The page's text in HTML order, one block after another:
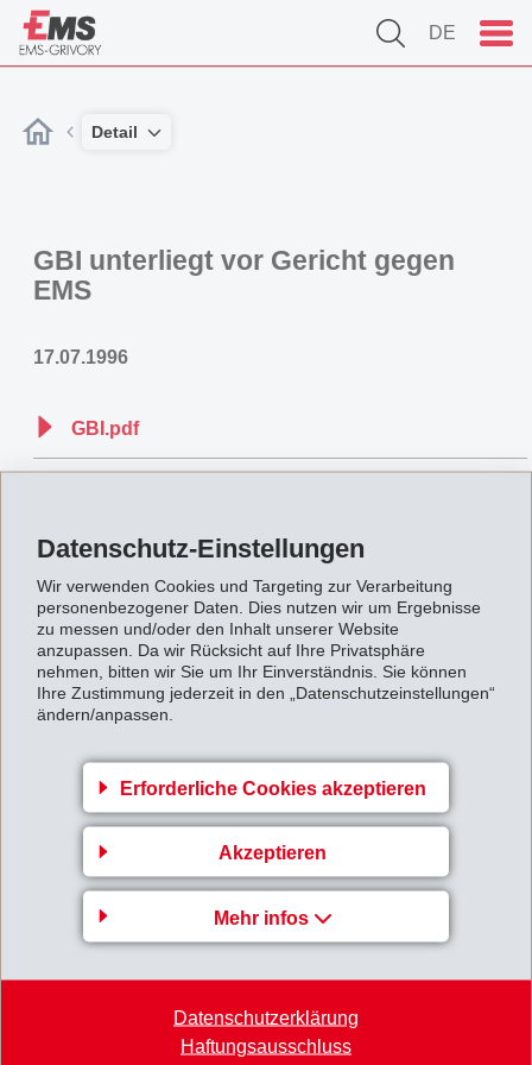
Datenschutz-Einstellungen
Wir verwenden Cookies und Targeting zur Verarbeitung
personenbezogener Daten. Dies nutzen wir um Ergebnisse
zu messen und/oder den Inhalt unserer Website
anzupassen. Da wir Rücksicht auf Ihre Privatsphäre
nehmen, bitten wir Sie um Ihr Einverständnis. Sie können
Ihre Zustimmung jederzeit in den „Datenschutzeinstellungen“
ändern/anpassen.
Erforderliche Cookies akzeptieren
Akzeptieren
Mehr infos
Datenschutzerklärung
Haftungsausschluss
DE
Detail
GBI unterliegt vor Gericht gegen
EMS
17.07.1996
GBI.pdf
Unternehmensbereich
EMS-GRIVORY Europe
Via Innovativa 1
7013 Domat/Ems
+41 81 632 78 88